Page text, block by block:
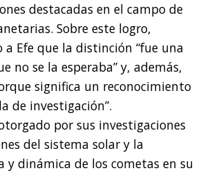
destacadas en el campo de
Sobre este logro,
a Efe que la distinción “fue una
no se la esperaba” y, además,
significa un reconocimiento
de investigación”.
por sus investigaciones
del sistema solar y la
y dinámica de los cometas en su